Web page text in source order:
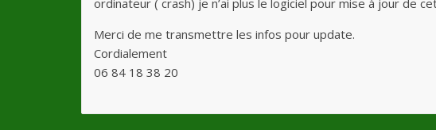
ordinateur ( crash) je n’ai plus le logiciel pour mise à jour de
Merci de me transmettre les infos pour update.
Cordialement
06 84 18 38 20